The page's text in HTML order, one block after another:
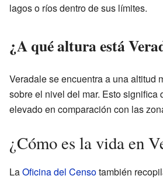
lagos o ríos dentro de sus límites.
¿A qué altura está
Veradale se encuentra a una altitud
sobre el nivel del mar. Esto significa
elevado en comparación con las
¿Cómo es la vida en
LaOficina del Censotambién